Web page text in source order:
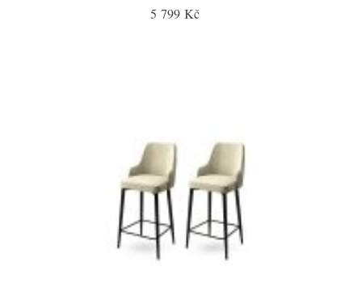
5 799 Kč